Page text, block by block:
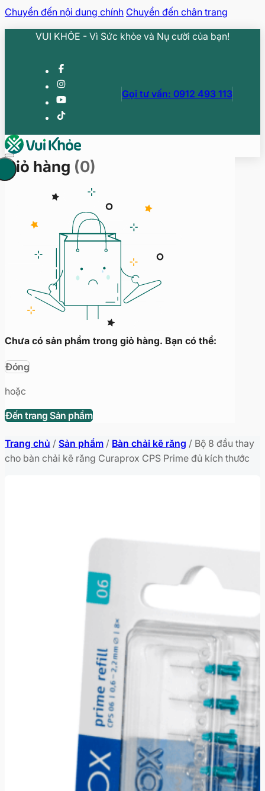
Chuyển đến nội dung chính Chuyển đến chân trang
VUI KHỎE - Vì Sức khỏe và Nụ cười của bạn!
Gọi tư vấn: 0912 493 113
Giỏ hàng (0)
Chưa có sản phẩm trong giỏ hàng. Bạn có thể:
Đóng
hoặc
Đến trang Sản phẩm
Trang chủ / Sản phẩm / Bàn chải kẽ răng / Bộ 8 đầu thay
cho bàn chải kẽ răng Curaprox CPS Prime đủ kích thước